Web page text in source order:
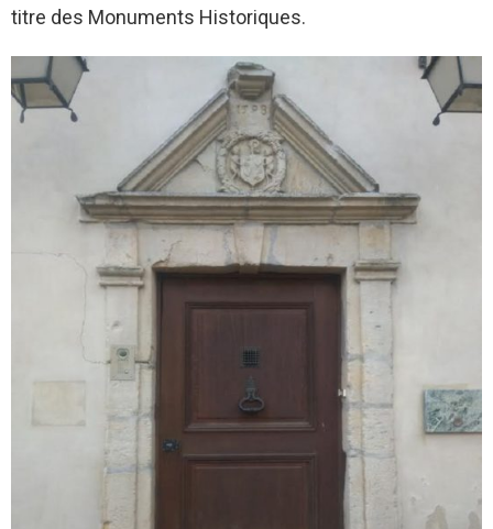
titre des Monuments Historiques.